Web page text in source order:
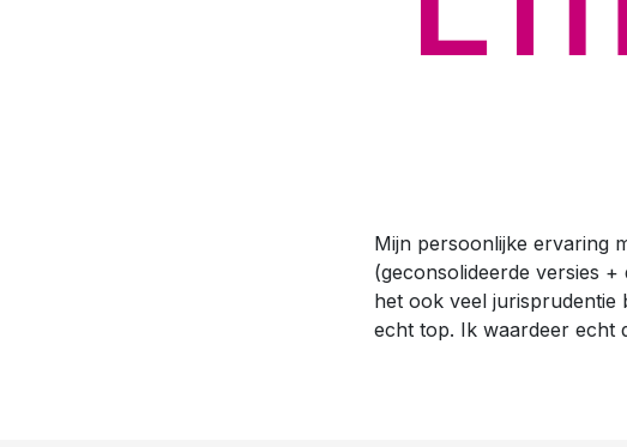
Onmiddellijke
Mijn persoonlijke ervaring
(geconsolideerde versies
het ook veel jurisprudentie
echt top. Ik waardeer echt